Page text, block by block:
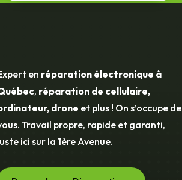
en réparation électronique à
, réparation de cellulaire,
drone et plus ! On s’occupe de
Travail propre, rapide et garanti,
ici sur la 1ère Avenue.